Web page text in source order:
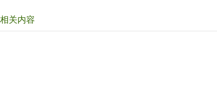
相关内容